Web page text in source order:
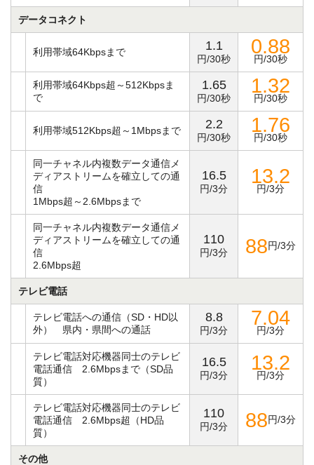
データコネクト
利用帯域64Kbpsまで 1.1
円/30秒
0.88
円/30秒
利用帯域64Kbps超～512Kbpsま
で
1.65
円/30秒
1.32
円/30秒
利用帯域512Kbps超～1Mbpsまで 2.2
円/30秒
1.76
円/30秒
同一チャネル内複数データ通信メ
ディアストリームを確立しての通
信
1Mbps超～2.6Mbpsまで
16.5
円/3分
13.2
円/3分
同一チャネル内複数データ通信メ
ディアストリームを確立しての通
信
2.6Mbps超
110
円/3分 88円/3分
テレビ電話
テレビ電話への通信（SD・HD以
外） 県内・県間への通話
8.8
円/3分
7.04
円/3分
テレビ電話対応機器同士のテレビ
電話通信 2.6Mbpsまで（SD品
質）
16.5
円/3分
13.2
円/3分
テレビ電話対応機器同士のテレビ
電話通信 2.6Mbps超（HD品
質）
110
円/3分 88円/3分
その他